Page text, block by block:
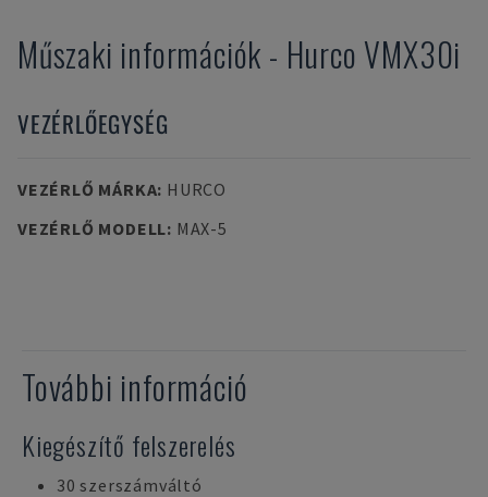
Műszaki információk - Hurco VMX30i
VEZÉRLŐEGYSÉG
VEZÉRLŐ MÁRKA: HURCO
VEZÉRLŐ MODELL: MAX-5
További információ
Kiegészítő felszerelés
30 szerszámváltó